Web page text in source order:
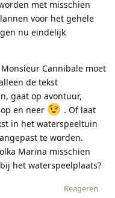
met misschien
voor het gehele
nu eindelijk
Cannibale moet
de tekst
gaat op avontuur,
en neer
. Of laat
in het waterspeeltuin
te worden.
Marina misschien
het waterspeelplaats?
Reageren